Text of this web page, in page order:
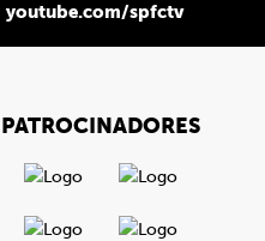
youtube.com/spfctv
PATROCINADORES